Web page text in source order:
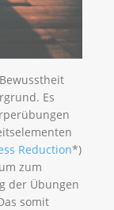
Es
Reduction*)
zum
der Übungen
somit